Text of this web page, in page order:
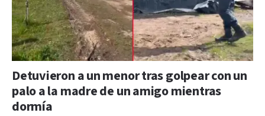
Detuvieron a un menor tras golpear con un
palo a la madre de un amigo mientras
dormía